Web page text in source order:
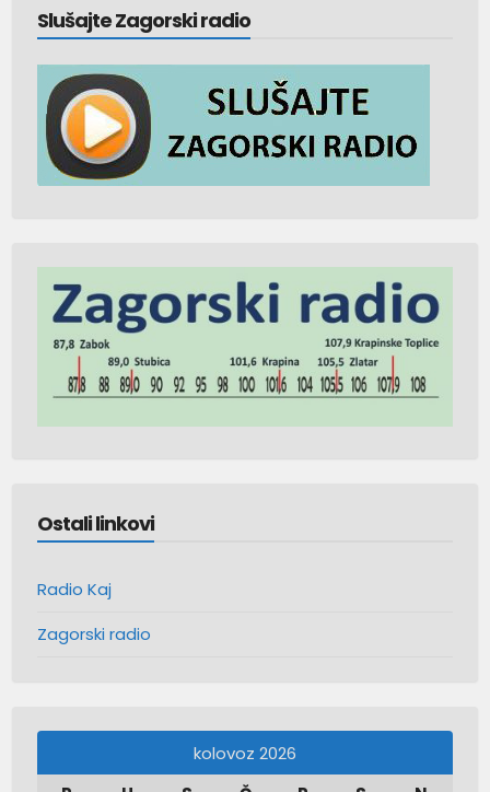
Slušajte Zagorski radio
Ostali linkovi
Radio Kaj
Zagorski radio
kolovoz 2026